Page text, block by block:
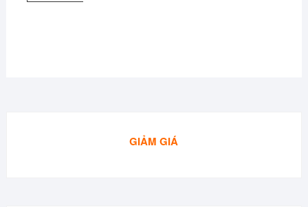
GIẢM GIÁ